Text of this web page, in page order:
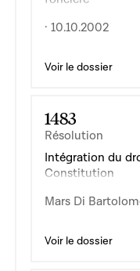
· 10.10.2002
Voir le dossier
1483
Résolution
Intégration du
Constitution
Mars Di
Voir le dossier